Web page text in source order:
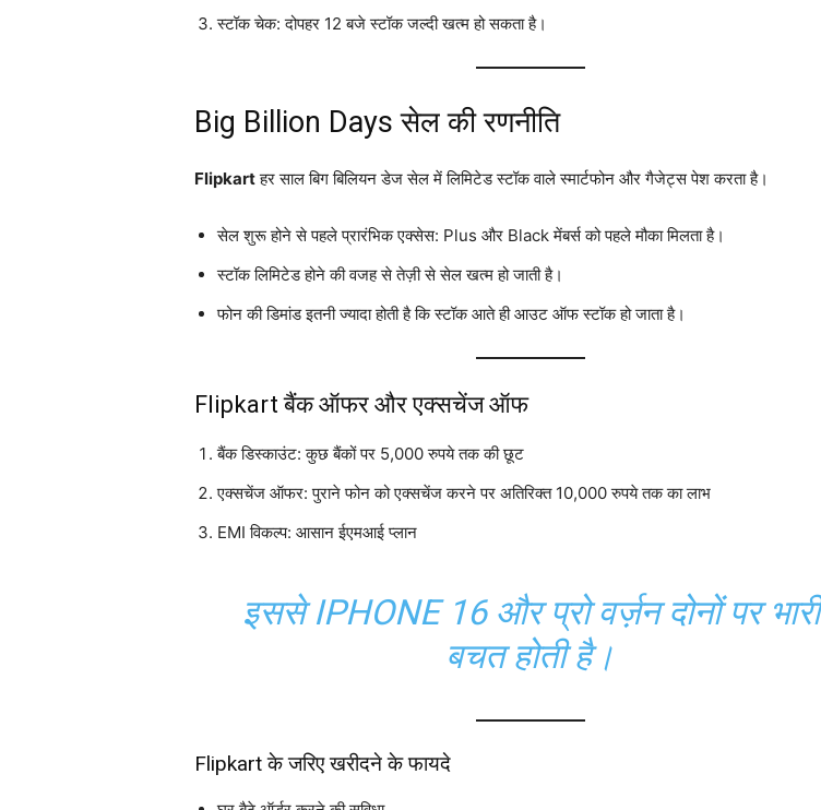
स्टॉक चेक: दोपहर 12 बजे स्टॉक जल्दी खत्म हो सकता है।
Big Billion Days सेल की रणनीति
Flipkartहर साल बिग बिलियन डेज सेल में लिमिटेड स्टॉक वाले स्मार्टफोन और गैजेट्स पेश करता है।
सेल शुरू होने से पहले प्रारंभिक एक्सेस: Plus और Black मेंबर्स को पहले मौका मिलता है।
स्टॉक लिमिटेड होने की वजह से तेज़ी से सेल खत्म हो जाती है।
फोन की डिमांड इतनी ज्यादा होती है कि स्टॉक आते ही आउट ऑफ स्टॉक हो जाता है।
Flipkart बैंक ऑफर और एक्सचेंज ऑफ
बैंक डिस्काउंट: कुछ बैंकों पर 5,000 रुपये तक की छूट
एक्सचेंज ऑफर: पुराने फोन को एक्सचेंज करने पर अतिरिक्त 10,000 रुपये तक का लाभ
EMI विकल्प: आसान ईएमआई प्लान
इससे IPHONE 16 और प्रो वर्ज़न दोनों पर भारी
बचत होती है।
Flipkart के जरिए खरीदने के फायदे